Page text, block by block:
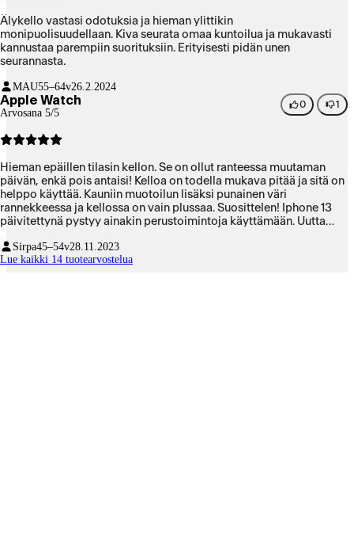
Älykello vastasi odotuksia ja hieman ylittikin
monipuolisuudellaan. Kiva seurata omaa kuntoilua ja mukavasti
kannustaa parempiin suorituksiin. Erityisesti pidän unen
seurannasta.
MAU55–64v26.2.2024
Apple Watch
Arvosana 5/5
0 1
Hieman epäillen tilasin kellon. Se on ollut ranteessa muutaman
päivän, enkä pois antaisi! Kelloa on todella mukava pitää ja sitä on
helppo käyttää. Kauniin muotoilun lisäksi punainen väri
rannekkeessa ja kellossa on vain plussaa. Suosittelen! Iphone 13
päivitettynä pystyy ainakin perustoimintoja käyttämään. Uutta
Sirpa45–54v28.11.2023
Lue kaikki 14 tuotearvostelua